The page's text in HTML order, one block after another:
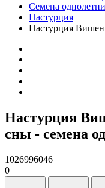
Семена
Настурция
Настурция
Настурция
сны - семена
1026996046
0